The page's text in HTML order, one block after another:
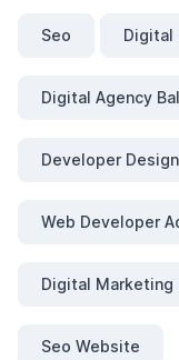
Seo Digital
Digital Agency
Developer Design
Web Developer
Digital Marketing
Seo Website